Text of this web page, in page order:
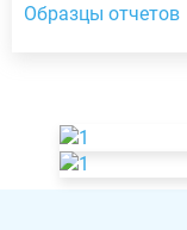
Образцы отчетов